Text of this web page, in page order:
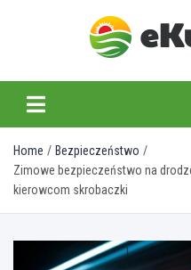
Home
Bezpieczeństwo
Zimowe bezpieczeństwo na
kierowcom skrobaczki